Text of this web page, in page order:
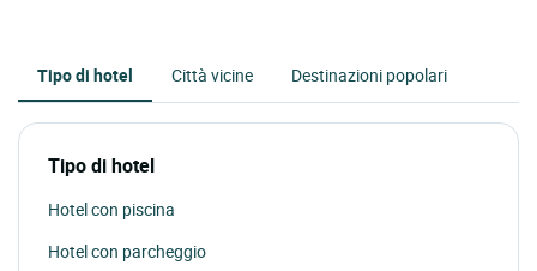
Tipo di hotel Città vicine Destinazioni popolari
Tipo di hotel
Hotel con piscina
Hotel con parcheggio